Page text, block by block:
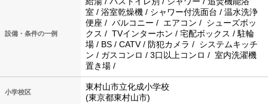
設備・条件の一例
室 / 浴室乾燥機 / シャワー付洗面台 / 温水洗浄
便座 / バルコニー / エアコン / シューズボッ
クス / TVインターホン / 宅配ボックス / 駐輪
場 / BS / CATV / 防犯カメラ / システムキッチ
ン / ガスコンロ / 3口以上コンロ / 室内洗濯機
置き場 /
小学校区
東村山市立化成小学校
(東京都東村山市)